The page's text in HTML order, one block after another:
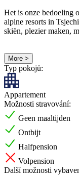
Het is onze bedoeling
alpine resorts in
skiën, plezier maken,
More >
Typ pokojů:
Appartement
Možnosti stravování:
Geen maaltijden
Ontbijt
Halfpension
Volpension
Další možnosti